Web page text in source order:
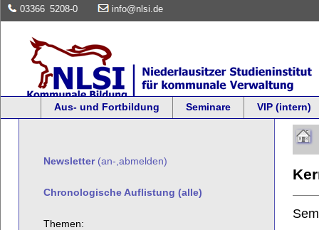
03366 5208-0 info@nlsi.de
Aus- und Fortbildung Seminare VIP (intern)
Newsletter(an-,abmelden)
Chronologische Auflistung (alle)
Themen: